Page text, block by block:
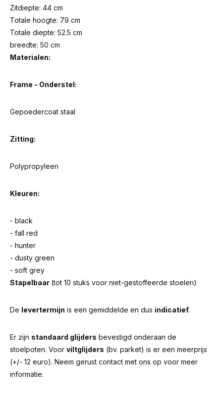
Zitdiepte: 44 cm
Totale hoogte: 79 cm
Totale diepte: 52.5 cm
breedte: 50 cm
Materialen:
Frame - Onderstel:
Gepoedercoat staal
Zitting:
Polypropyleen
Kleuren:
- black
- fall red
- hunter
- dusty green
- soft grey
Stapelbaar (tot 10 stuks voor niet-gestoffeerde stoelen)
De levertermijn is een gemiddelde en dus indicatief.
Er zijn standaard glijders bevestigd onderaan de
stoelpoten. Voor viltglijders (bv. parket) is er een meerprijs
(+/- 12 euro). Neem gerust contact met ons op voor meer
informatie.